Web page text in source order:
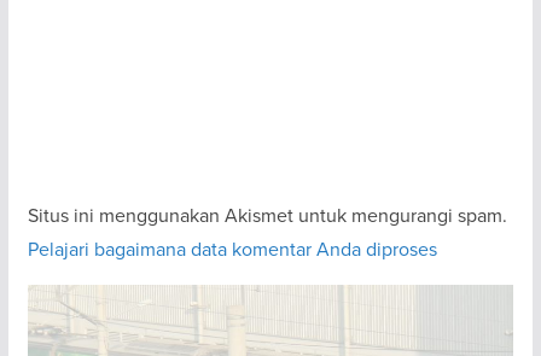
Situs ini menggunakan Akismet untuk mengurangi spam.
Pelajari bagaimana data komentar Anda diproses